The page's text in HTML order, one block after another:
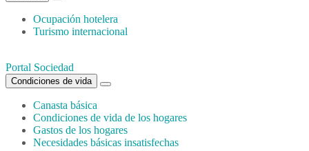
Ocupación hotelera
Turismo internacional
Portal Sociedad
Condiciones de vida
Canasta básica
Condiciones de vida de los hogares
Gastos de los hogares
Necesidades básicas insatisfechas